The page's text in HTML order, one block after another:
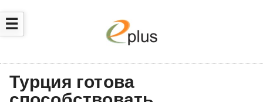
☰
Турция готова